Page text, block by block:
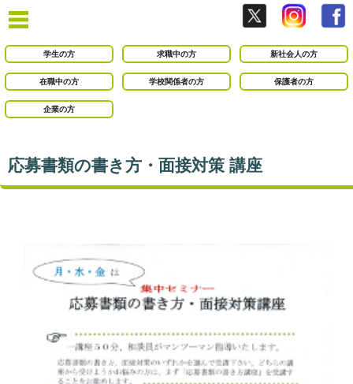
学生の方 求職中の方 新社会人の方
在職中の方 学校関係者の方 保護者の方
企業の方
応募書類の書き方・面接対策 講座